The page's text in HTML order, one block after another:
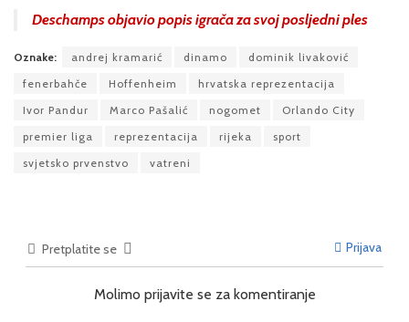
Deschamps objavio popis igrača za svoj posljedni ples
Oznake: andrej kramarić dinamo
dominik livaković
fenerbahče
Hoffenheim
hrvatska reprezentacija
Ivor Pandur
Marco Pašalić nogomet
Orlando City
premier liga
reprezentacija rijeka
sport
svjetsko prvenstvo
vatreni
Pretplatite se Prijava
Molimo prijavite se za komentiranje